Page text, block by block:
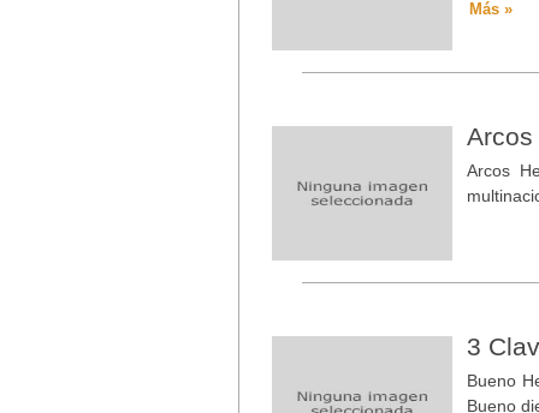
Más »
Arcos
Arcos
3
Bueno
Bueno